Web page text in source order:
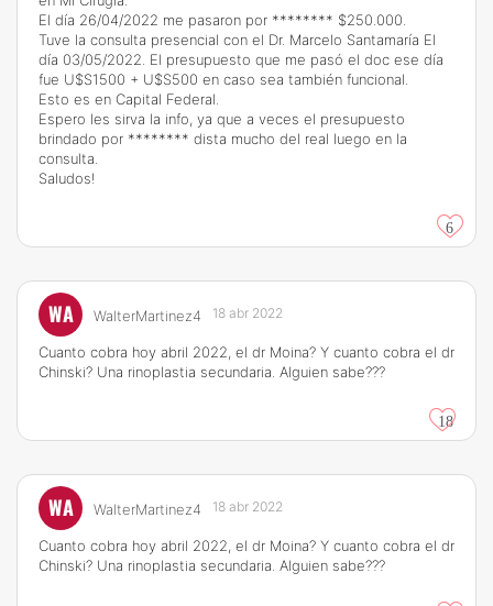
El día 26/04/2022 me pasaron por ******** $250.000.
Tuve la consulta presencial con el Dr. Marcelo Santamaría El
día 03/05/2022. El presupuesto que me pasó el doc ese día
fue U$S1500 + U$S500 en caso sea también funcional.
Esto es en Capital Federal.
Espero les sirva la info, ya que a veces el presupuesto
brindado por ******** dista mucho del real luego en la
consulta.
Saludos!
6
WA WalterMartinez4 18 abr 2022
Cuanto cobra hoy abril 2022, el dr Moina? Y cuanto cobra el dr
Chinski? Una rinoplastia secundaria. Alguien sabe???
18
WA WalterMartinez4 18 abr 2022
Cuanto cobra hoy abril 2022, el dr Moina? Y cuanto cobra el dr
Chinski? Una rinoplastia secundaria. Alguien sabe???